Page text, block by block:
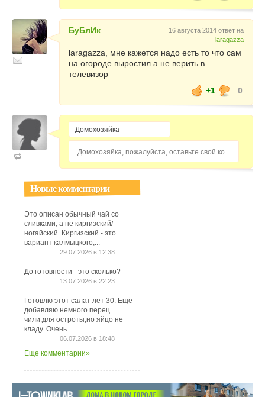
БуБлИк
16 августа 2014 ответ на
laragazza
laragazza, мне кажется надо есть то что сам
на огороде выростил а не верить в
телевизор
+1
0
Домохозяйка, пожалуйста, оставьте свой комментарий...
Новые комментарии
Это описан обычный чай со
сливками, а не киргизский/
ногайский. Киргизский - это
вариант калмыцкого,...
29.07.2026 в 12:38
До готовности - это сколько?
13.07.2026 в 22:23
Готовлю этот салат лет 30. Ещё
добавляю немного перец
чили,для остроты,но яйцо не
кладу. Очень...
06.07.2026 в 18:48
Еще комментарии»